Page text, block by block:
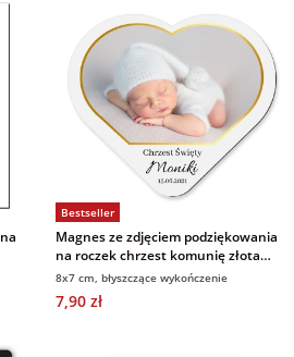
Bestseller
Magnes ze zdjęciem podziękowania
na roczek chrzest komunię złota
ramka
8x7 cm, błyszczące wykończenie
7,90 zł